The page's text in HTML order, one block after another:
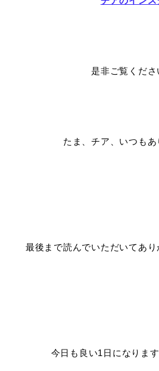
是非ご覧くだ
たま、チア、いつも
最後まで読んでいただいてあり
今日も良い1日になりま